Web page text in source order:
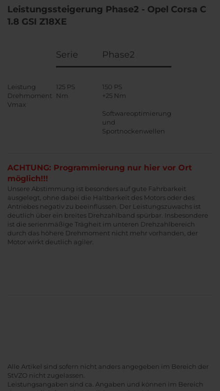
Leistungssteigerung Phase2 - Opel Corsa C
1.8 GSI Z18XE
Serie Phase2
Leistung 125 PS
150 PS
Drehmoment
Nm
+25 Nm
Vmax
Softwareoptimierung
und
Sportnockenwellen
ACHTUNG: Programmierung nur hier vor Ort
möglich!!!
Unsere Abstimmung ist besonders auf gute Fahrbarkeit
ausgelegt, ohne dabei die Haltbarkeit des Motors oder des
Antriebes negativ zu beeinflussen. Der Leistungszuwachs ist
deutlich über ein breites Drehzahlband spürbar. Insbesondere
ist die serienmäßige Trägheit im unteren Drehzahlbereich
durch das höhere Drehmoment nicht mehr vorhanden, der
Motor wirkt deutlich agiler.
Alle Artikel sind sofern nicht anders angegeben im Bereich der
StVZO nicht zugelassen.
Leistungsangaben sind ca. Angaben und können im Bereich